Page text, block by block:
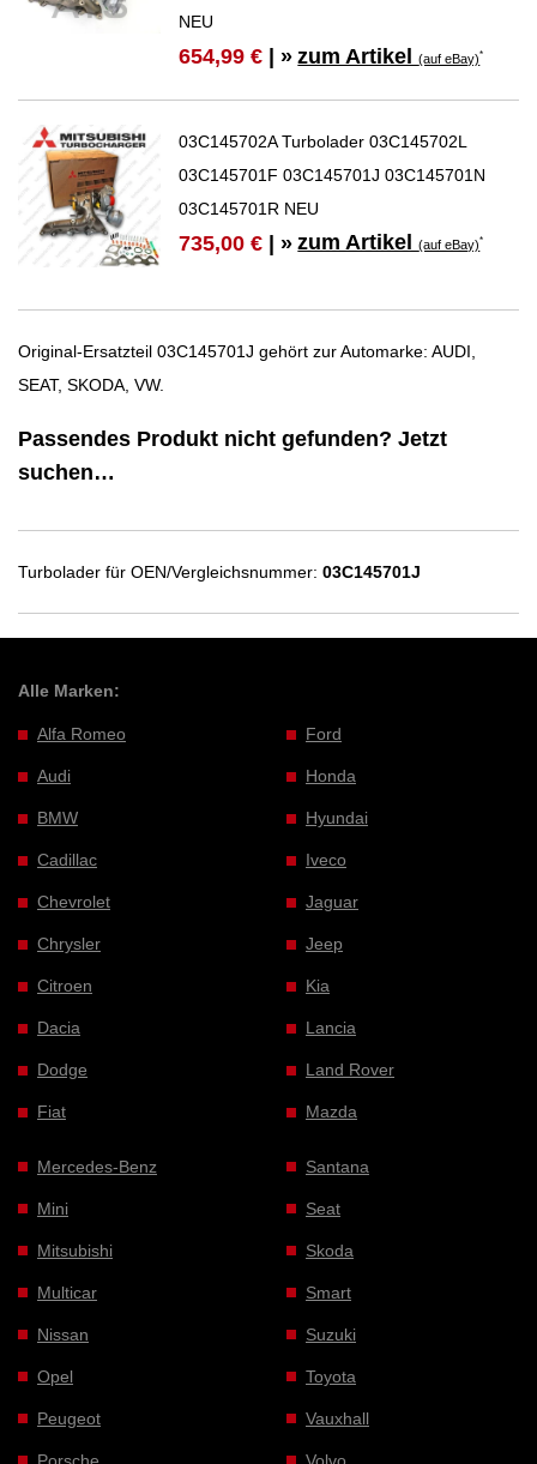
NEU
654,99 € | » zum Artikel(auf eBay)*
03C145702A Turbolader 03C145702L
03C145701F 03C145701J 03C145701N
03C145701R NEU
735,00 € | » zum Artikel(auf eBay)*
Original-Ersatzteil 03C145701J gehört zur Automarke: AUDI,
SEAT, SKODA, VW.
Passendes Produkt nicht gefunden? Jetzt
suchen…
Turbolader für OEN/Vergleichsnummer: 03C145701J
Alle Marken:
Alfa Romeo
Audi
BMW
Cadillac
Chevrolet
Chrysler
Citroen
Dacia
Dodge
Fiat
Ford
Honda
Hyundai
Iveco
Jaguar
Jeep
Kia
Lancia
Land Rover
Mazda
Mercedes-Benz
Mini
Mitsubishi
Multicar
Nissan
Opel
Peugeot
Santana
Seat
Skoda
Smart
Suzuki
Toyota
Vauxhall